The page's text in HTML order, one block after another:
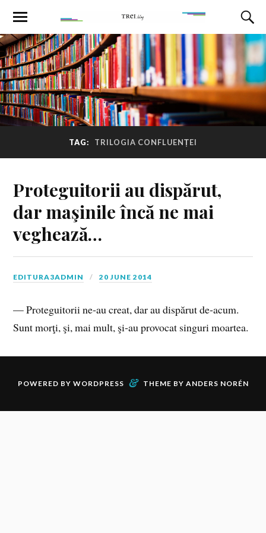
TAG: TRILOGIA CONFLUENȚEI
Proteguitorii au dispărut,
dar maşinile încă ne mai
veghează…
EDITURA3ADMIN 20 JUNE 2014
— Proteguitorii ne‑au creat, dar au dispărut de‑acum.
Sunt morţi, şi, mai mult, şi‑au provocat singuri moartea.
POWERED BY WORDPRESS & THEME BY ANDERS NORÉN